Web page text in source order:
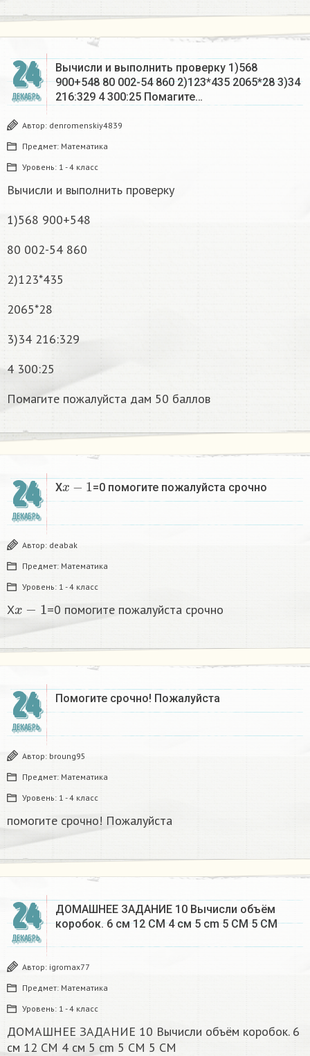
24
ДЕКАБРЬ
Вычисли и выполнить проверку 1)568
900+548 80 002-54 860 2)123*435 2065*28 3)34
216:329 4 300:25 Помагите…
Автор: denromenskiy4839
Предмет: Математика
Уровень: 1 - 4 класс
Вычисли и выполнить проверку
1)568 900+548
80 002-54 860
2)123*435
2065*28
3)34 216:329
4 300:25
Помагите пожалуйста дам 50 баллов
24
ДЕКАБРЬ
X
x−1
=0 помогите пожалуйста срочно
Автор: deabak
Предмет: Математика
Уровень: 1 - 4 класс
X =0 помогите пожалуйста срочно
24
ДЕКАБРЬ
Помогите срочно! Пожалуйста
Автор: broung95
Предмет: Математика
Уровень: 1 - 4 класс
помогите срочно! Пожалуйста
24
ДЕКАБРЬ
ДОМАШНЕЕ ЗАДАНИЕ 10 Вычисли объём
коробок. 6 см 12 CM 4 см 5 cm 5 CM 5 CM​
Автор: igromax77
Предмет: Математика
Уровень: 1 - 4 класс
ДОМАШНЕЕ ЗАДАНИЕ 10 Вычисли объём коробок. 6
см 12 CM 4 см 5 cm 5 CM 5 CM​